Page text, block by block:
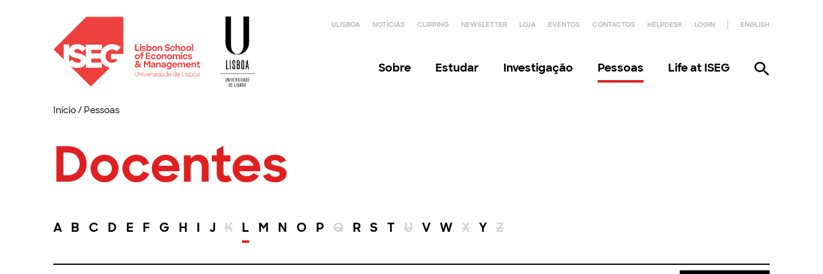
ULISBOA NOTÍCIAS CLIPPING NEWSLETTER LOJA EVENTOS CONTACTOS HELPDESK LOGIN ENGLISH
Sobre Estudar Investigação Pessoas Life at ISEG
Início/ Pessoas
Docentes
A B C D E F G H I J K L M N O P Q R S T U V W X Y Z